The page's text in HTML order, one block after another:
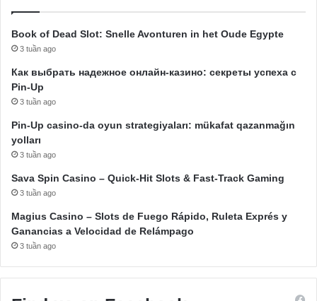
Book of Dead Slot: Snelle Avonturen in het Oude Egypte
3 tuần ago
Как выбрать надежное онлайн-казино: секреты успеха с
Pin-Up
3 tuần ago
Pin-Up casino-da oyun strategiyaları: mükafat qazanmağın
yolları
3 tuần ago
Sava Spin Casino – Quick‑Hit Slots & Fast‑Track Gaming
3 tuần ago
Magius Casino – Slots de Fuego Rápido, Ruleta Exprés y
Ganancias a Velocidad de Relámpago
3 tuần ago